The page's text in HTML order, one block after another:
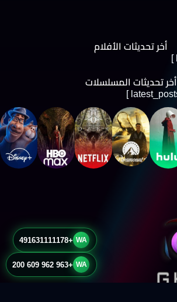
أخر تحديثات الأفلام
أخر تحديثات المسلسلات
WA
+491631111178
WA
+963 962 609 200